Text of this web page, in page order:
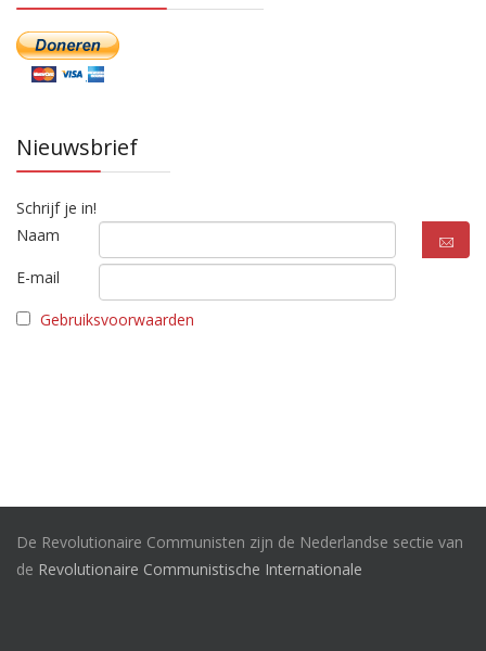
Nieuwsbrief
Schrijf je in!
Naam
E-mail
Gebruiksvoorwaarden
De Revolutionaire Communisten zijn de Nederlandse sectie van
de Revolutionaire Communistische Internationale